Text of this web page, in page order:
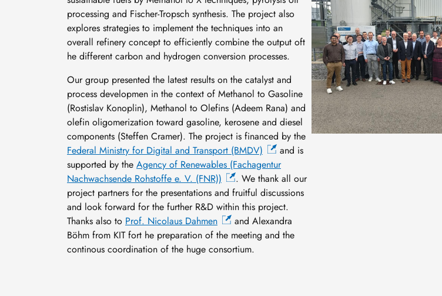
processing and Fischer-Tropsch synthesis. The project also
explores strategies to implement the techniques into an
overall refinery concept to efficiently combine the output oft
he different carbon and hydrogen conversion processes.
Our group presented the latest results on the catalyst and
process developmen in the context of Methanol to Gasoline
(Rostislav Konoplin), Methanol to Olefins (Adeem Rana) and
olefin oligomerization toward gasoline, kerosene and diesel
components (Steffen Cramer). The project is financed by the
Federal Ministry for Digital and Transport (BMDV)
and is
supported by the Agency of Renewables (Fachagentur
Nachwachsende Rohstoffe e. V. (FNR))
. We thank all our
project partners for the presentations and fruitful discussions
and look forward for the further R&D within this project.
Thanks also to Prof. Nicolaus Dahmen
and Alexandra
Böhm from KIT fort he preparation of the meeting and the
continous coordination of the huge consortium.